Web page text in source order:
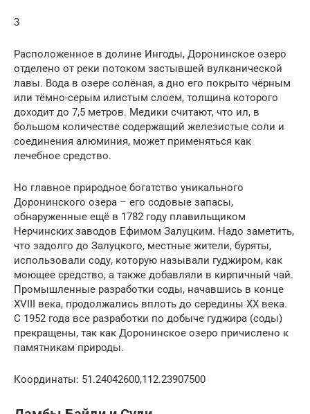
3
Расположенное в долине Ингоды, Доронинское озеро
отделено от реки потоком застывшей вулканической
лавы. Вода в озере солёная, а дно его покрыто чёрным
или тёмно-серым илистым слоем, толщина которого
доходит до 7,5 метров. Медики считают, что ил, в
большом количестве содержащий железистые соли и
соединения алюминия, может применяться как
лечебное средство.
Но главное природное богатство уникального
Доронинского озера – его содовые запасы,
обнаруженные ещё в 1782 году плавильщиком
Нерчинских заводов Ефимом Залуцким. Надо заметить,
что задолго до Залуцкого, местные жители, буряты,
использовали соду, которую называли гуджиром, как
моющее средство, а также добавляли в кирпичный чай.
Промышленные разработки соды, начавшись в конце
XVIII века, продолжались вплоть до середины XX века.
С 1952 года все разработки по добыче гуджира (соды)
прекращены, так как Доронинское озеро причислено к
памятникам природы.
Координаты: 51.24042600,112.23907500